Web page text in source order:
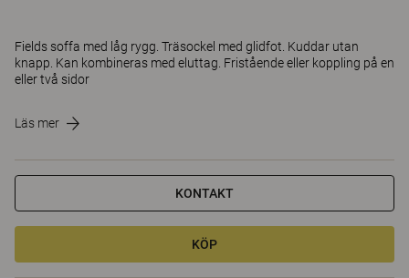
Fields soffa med låg rygg. Träsockel med glidfot. Kuddar utan
knapp. Kan kombineras med eluttag. Fristående eller koppling på en
eller två sidor
Läs mer
KONTAKT
KÖP